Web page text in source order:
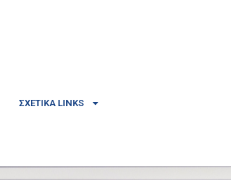
ΣΧΕΤΙΚΆ LINKS